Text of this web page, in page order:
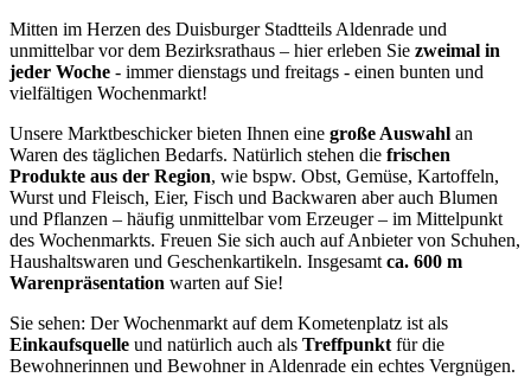
Mitten im Herzen des Duisburger Stadtteils Aldenrade und
unmittelbar vor dem Bezirksrathaus – hier erleben Sie zweimal in
jeder Woche - immer dienstags und freitags - einen bunten und
vielfältigen Wochenmarkt!
Unsere Marktbeschicker bieten Ihnen eine große Auswahl an
Waren des täglichen Bedarfs. Natürlich stehen die frischen
Produkte aus der Region, wie bspw. Obst, Gemüse, Kartoffeln,
Wurst und Fleisch, Eier, Fisch und Backwaren aber auch Blumen
und Pflanzen – häufig unmittelbar vom Erzeuger – im Mittelpunkt
des Wochenmarkts. Freuen Sie sich auch auf Anbieter von Schuhen,
Haushaltswaren und Geschenkartikeln. Insgesamt ca. 600 m
Warenpräsentation warten auf Sie!
Sie sehen: Der Wochenmarkt auf dem Kometenplatz ist als
Einkaufsquelle und natürlich auch als Treffpunkt für die
Bewohnerinnen und Bewohner in Aldenrade ein echtes Vergnügen.